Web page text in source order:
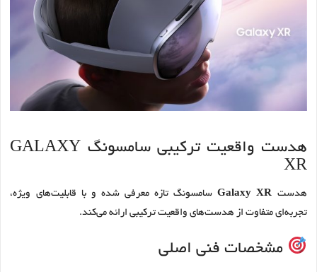
هدست واقعیت ترکیبی سامسونگ GALAXY
XR
هدست Galaxy XRسامسونگ تازه معرفی شده و با قابلیت‌های ویژه،
تجربه‌ای متفاوت از هدست‌های واقعیت ترکیبی ارائه می‌کند.
مشخصات فنی اصلی